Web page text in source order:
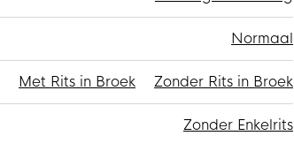
Normaal
Met Rits in Broek Zonder Rits in Broek
Zonder Enkelrits